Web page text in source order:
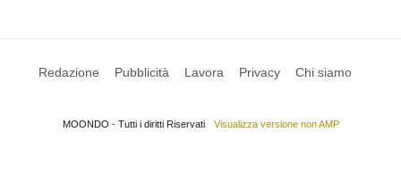
Redazione Pubblicità Lavora Privacy Chi siamo
MOONDO - Tutti i diritti Riservati Visualizza versione non AMP